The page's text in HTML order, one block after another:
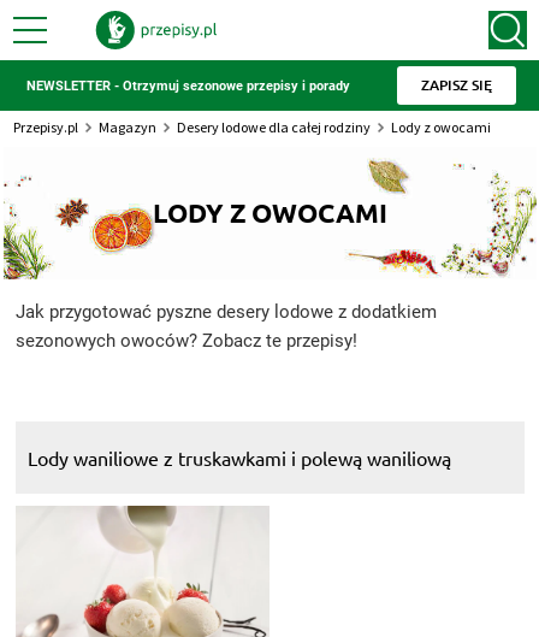
NEWSLETTER - Otrzymuj sezonowe przepisy i porady ZAPISZ SIĘ
Przepisy.pl Magazyn Desery lodowe dla całej rodziny Lody z owocami
LODY Z OWOCAMI
Jak przygotować pyszne desery lodowe z dodatkiem
sezonowych owoców? Zobacz te przepisy!
Lody waniliowe z truskawkami i polewą waniliową